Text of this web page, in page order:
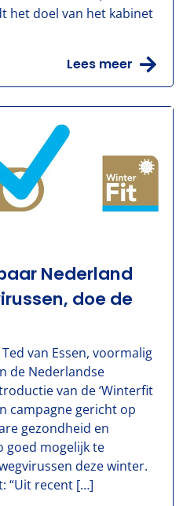
het doel van het kabinet
Lees meer
Nederland
doe de
van Essen, voormalig
de Nederlandse
van de ‘Winterfit
campagne gericht op
gezondheid en
goed mogelijk te
deze winter.
“Uit recent […]